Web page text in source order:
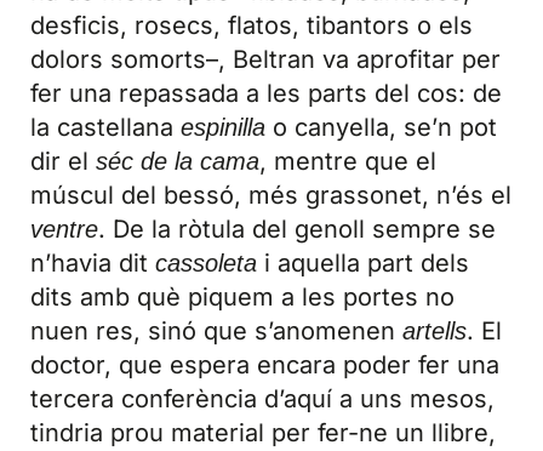
desficis, rosecs, flatos, tibantors o els
dolors somorts–, Beltran va aprofitar per
fer una repassada a les parts del cos: de
la castellana espinilla o canyella, se’n pot
dir el séc de la cama, mentre que el
múscul del bessó, més grassonet, n’és el
ventre. De la ròtula del genoll sempre se
n’havia dit cassoleta i aquella part dels
dits amb què piquem a les portes no
nuen res, sinó que s’anomenen artells. El
doctor, que espera encara poder fer una
tercera conferència d’aquí a uns mesos,
tindria prou material per fer-ne un llibre,